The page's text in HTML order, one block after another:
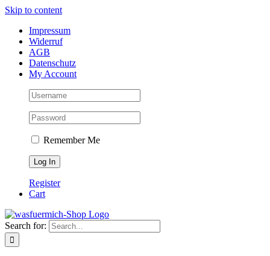
Skip to content
Impressum
Widerruf
AGB
Datenschutz
My Account
Remember Me
Register
Cart
Search for: